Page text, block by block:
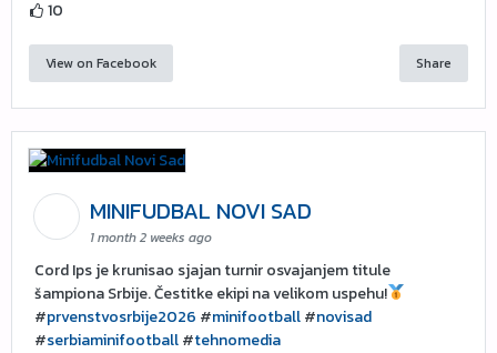
10
View on Facebook Share
MINIFUDBAL NOVI SAD
1 month 2 weeks ago
Cord Ips je krunisao sjajan turnir osvajanjem titule
šampiona Srbije. Čestitke ekipi na velikom uspehu!
#prvenstvosrbije2026 #minifootball#novisad
#serbiaminifootball#tehnomedia